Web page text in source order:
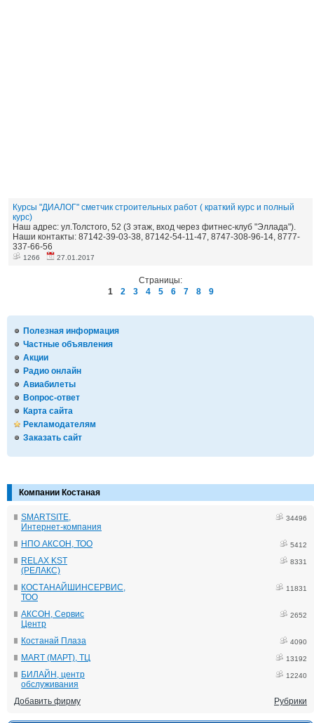
Полезная информация
Частные объявления
Акции
Радио онлайн
Авиабилеты
Вопрос-ответ
Карта сайта
Рекламодателям
Заказать сайт
Компании Костаная
SMARTSITE,
Интернет-компания
34496
НПО АКСОН, ТОО 5412
RELAX KST
(РЕЛАКС)
8331
КОСТАНАЙШИНСЕРВИС,
ТОО
11831
АКСОН, Сервис
Центр
2652
Костанай Плаза 4090
MART (МАРТ), ТЦ 13192
БИЛАЙН, центр
обслуживания
12240
Добавить фирму Рубрики
Курсы "ДИАЛОГ" сметчик строительных работ ( краткий курс и полный
курс)
Наш адрес: ул.Толстого, 52 (3 этаж, вход через фитнес-клуб "Эллада").
Наши контакты: 87142-39-03-38, 87142-54-11-47, 8747-308-96-14, 8777-
337-66-56
1266 27.01.2017
Страницы:
1
2 3 4 5 6 7 8 9